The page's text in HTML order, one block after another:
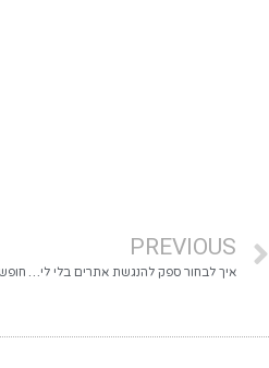
PREVIOUS
איך לבחור ספק להנגשת אתרים בלי ליפול על “נעשה לך וי על זה” ב-10 דקות